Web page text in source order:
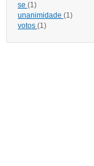
se (1)
unanimidade (1)
votos (1)